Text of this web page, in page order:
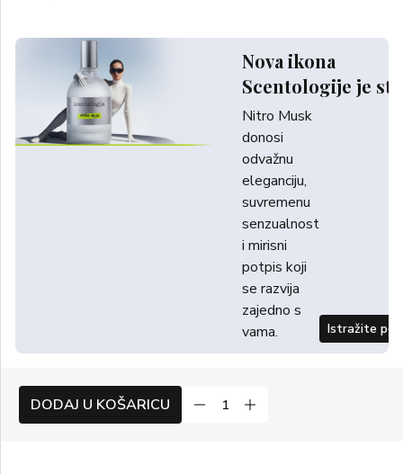
Nova ikona
Scentologije je
Nitro Musk
donosi
odvažnu
eleganciju,
suvremenu
senzualnost
i mirisni
potpis koji
se razvija
zajedno s
vama.
Istražite
DODAJ U KOŠARICU